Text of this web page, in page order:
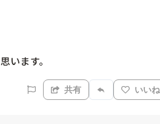
います。
共有 いいね